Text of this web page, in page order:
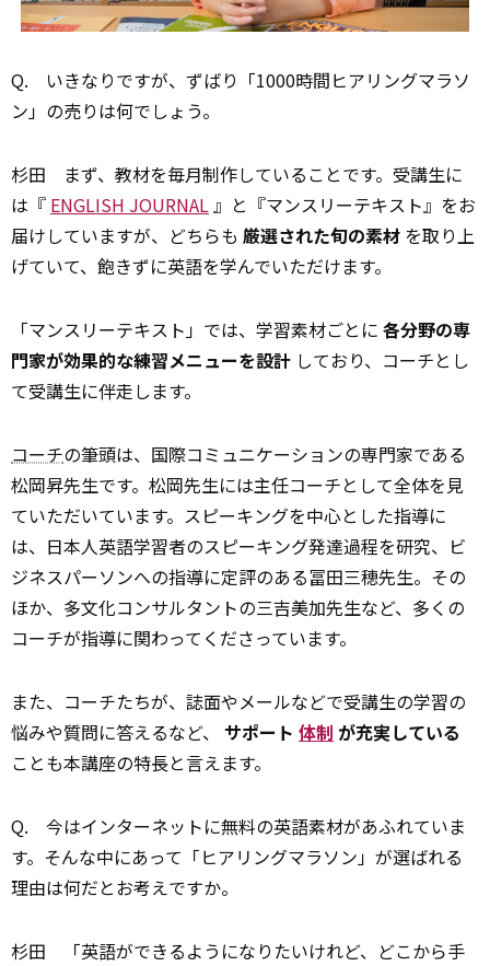
Q. いきなりですが、ずばり「1000時間ヒアリングマラソ
ン」の売りは何でしょう。
杉田 まず、教材を毎月制作していることです。受講生に
は『 ENGLISH JOURNAL』と『マンスリーテキスト』をお
届けしていますが、どちらも 厳選された旬の素材 を取り上
げていて、飽きずに英語を学んでいただけます。
「マンスリーテキスト」では、学習素材ごとに 各分野の専
門家が効果的な練習メニューを設計 しており、コーチとし
て受講生に伴走します。
コーチの筆頭は、国際コミュニケーションの専門家である
松岡昇先生です。松岡先生には主任コーチとして全体を見
ていただいています。スピーキングを中心とした指導に
は、日本人英語学習者のスピーキング発達過程を研究、ビ
ジネスパーソンへの指導に定評のある冨田三穂先生。その
ほか、多文化コンサルタントの三吉美加先生など、多くの
コーチが指導に関わってくださっています。
また、コーチたちが、誌面やメールなどで受講生の学習の
悩みや質問に答えるなど、 サポート 体制 が充実している
ことも本講座の特長と言えます。
Q. 今はインターネットに無料の英語素材があふれていま
す。そんな中にあって「ヒアリングマラソン」が選ばれる
理由は何だとお考えですか。
杉田 「英語ができるようになりたいけれど、どこから手